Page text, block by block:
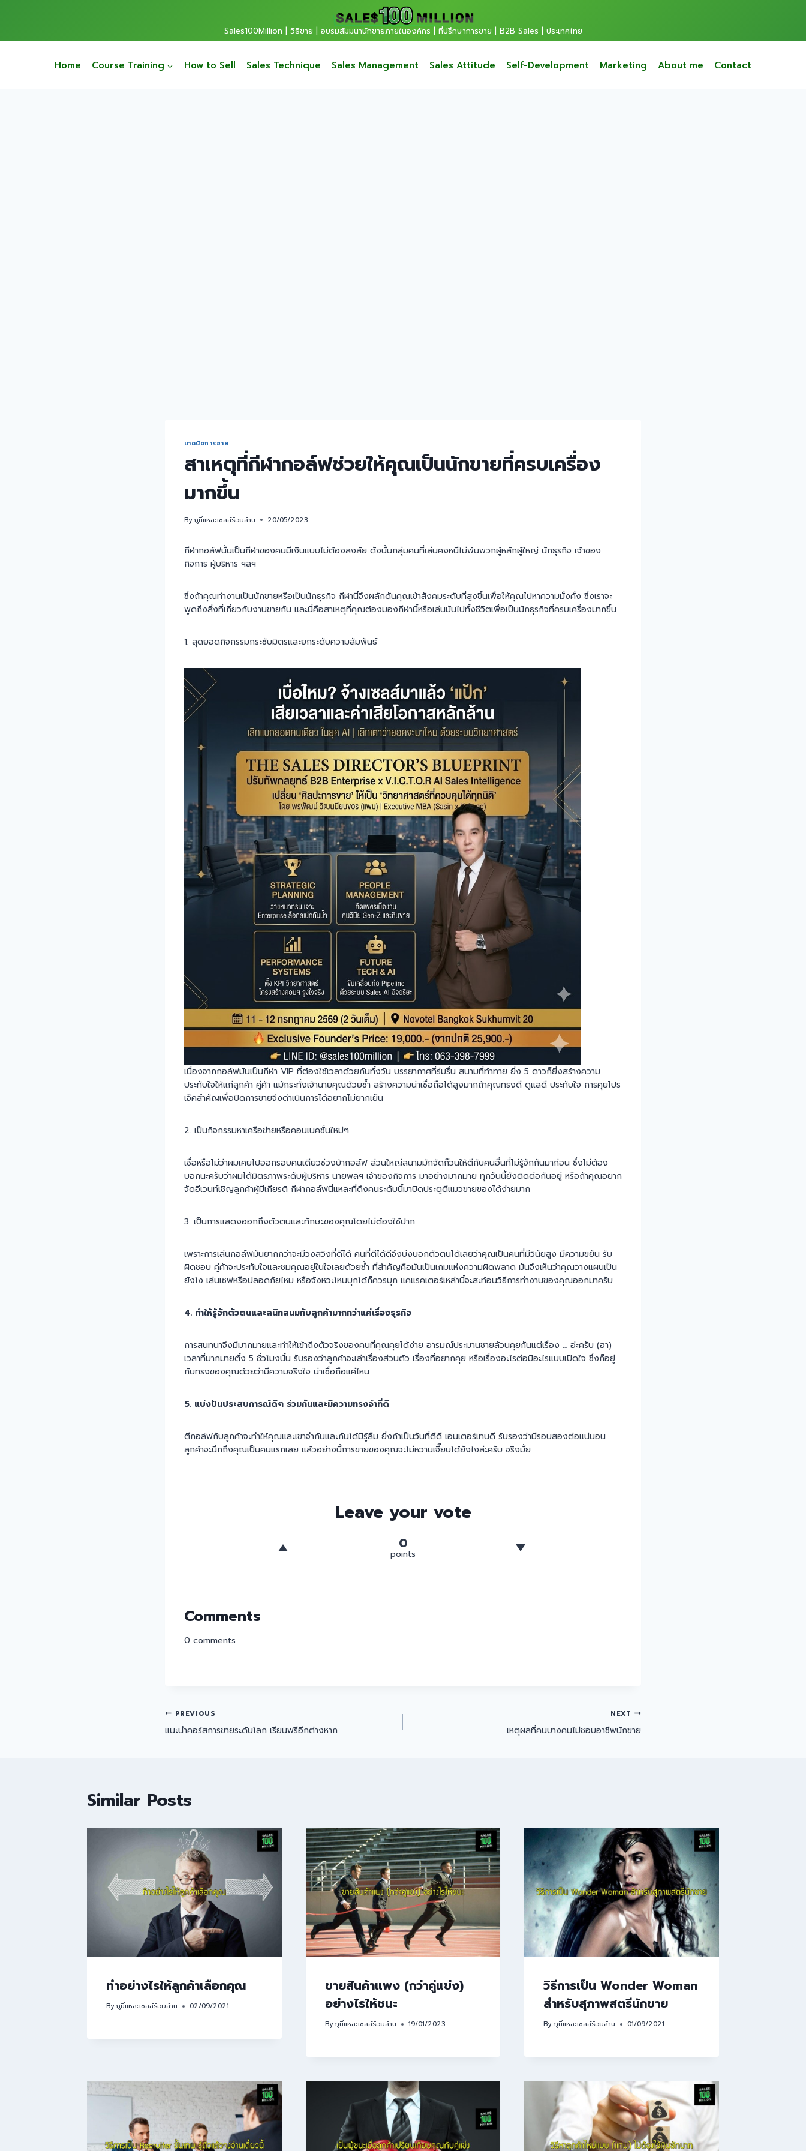
Sales100Million | วิธีขาย | อบรมสัมมนานักขายภายในองค์กร | ที่ปรึกษาการขาย | B2B Sales | ประเทศไทย
Home Course Training How to Sell Sales Technique Sales Management Sales Attitude Self-Development Marketing About me Contact
เทคนิคการขาย
สาเหตุที่กีฬากอล์ฟช่วยให้คุณเป็นนักขายที่ครบเครื่อง
มากขึ้น
Byกูนี่แหละเซลล์ร้อยล้าน 20/05/2023
กีฬากอล์ฟนั้นเป็นกีฬาของคนมีเงินแบบไม่ต้องสงสัย ดังนั้นกลุ่มคนที่เล่นคงหนีไม่พ้นพวกผู้หลักผู้ใหญ่ นักธุรกิจ เจ้าของ
กิจการ ผู้บริหาร ฯลฯ
ซึ่งถ้าคุณทำงานเป็นนักขายหรือเป็นนักธุรกิจ กีฬานี้จึงผลักดันคุณเข้าสังคมระดับที่สูงขึ้นเพื่อให้คุณไปหาความมั่งคั่ง ซึ่งเราจะ
พูดถึงสิ่งที่เกี่ยวกับงานขายกัน และนี่คือสาเหตุที่คุณต้องมองกีฬานี้หรือเล่นมันไปทั้งชีวิตเพื่อเป็นนักธุรกิจที่ครบเครื่องมากขึ้น
1. สุดยอดกิจกรรมกระชับมิตรและยกระดับความสัมพันธ์
เนื่องจากกอล์ฟมันเป็นกีฬา VIP ที่ต้องใช้เวลาด้วยกันทั้งวัน บรรยากาศที่ร่มรื่น สนามที่ท้าทาย ยิ่ง 5 ดาวก็ยิ่งสร้างความ
ประทับใจให้แก่ลูกค้า คู่ค้า แม้กระทั่งเจ้านายคุณด้วยซ้ำ สร้างความน่าเชื่อถือได้สูงมากถ้าคุณทรงดี ดูแลดี ประทับใจ การคุยโปร
เจ็คสำคัญเพื่อปิดการขายจึงดำเนินการได้อยากไม่ยากเย็น
2. เป็นกิจกรรมหาเครือข่ายหรือคอนเนคชั่นใหม่ๆ
เชื่อหรือไม่ว่าผมเคยไปออกรอบคนเดียวช่วงบ้ากอล์ฟ ส่วนใหญ่สนามมักจัดก๊วนให้ตีกับคนอื่นที่ไม่รู้จักกันมาก่อน ซึ่งไม่ต้อง
บอกนะครับว่าผมได้มิตรภาพระดับผู้บริหาร นายพลฯ เจ้าของกิจการ มาอย่างมากมาย ทุกวันนี้ยังติดต่อกันอยู่ หรือถ้าคุณอยาก
จัดอีเวนท์เชิญลูกค้าผู้มีเกียรติ กีฬากอล์ฟนี่แหละที่ดึงคนระดับนี้มาปิดประตูตีแมวขายของได้ง่ายมาก
3. เป็นการแสดงออกถึงตัวตนและทักษะของคุณโดยไม่ต้องใช้ปาก
เพราะการเล่นกอล์ฟมันยากกว่าจะมีวงสวิงที่ดีได้ คนที่ตีได้ดีจึงบ่งบอกตัวตนได้เลยว่าคุณเป็นคนที่มีวินัยสูง มีความขยัน รับ
ผิดชอบ คู่ค้าจะประทับใจและชมคุณอยู่ในใจเลยด้วยซ้ำ ที่สำคัญคือมันเป็นเกมแห่งความผิดพลาด มันจึงเห็นว่าคุณวางแผนเป็น
ยังไง เล่นเซฟหรือปลอดภัยไหม หรือจังหวะไหนบุกได้ก็ควรบุก แคแรคเตอร์เหล่านี้จะสะท้อนวิธีการทำงานของคุณออกมาครับ
4. ทำให้รู้จักตัวตนและสนิทสนมกับลูกค้ามากกว่าแค่เรื่องธุรกิจ
การสนทนาจึงมีมากมายและทำให้เข้าถึงตัวจริงของคนที่คุณคุยได้ง่าย อารมณ์ประมานชายล้วนคุยกันแต่เรื่อง … อ่ะครับ (ฮา)
เวลาที่มากมายตั้ง 5 ชั่วโมงนั้น รับรองว่าลูกค้าจะเล่าเรื่องส่วนตัว เรื่องที่อยากคุย หรือเรื่องอะไรต่อมิอะไรแบบเปิดใจ ซึ่งก็อยู่
กับทรงของคุณด้วยว่ามีความจริงใจ น่าเชื่อถือแค่ไหน
5. แบ่งปันประสบการณ์ดีๆ ร่วมกันและมีความทรงจำที่ดี
ตีกอล์ฟกับลูกค้าจะทำให้คุณและเขาจำกันและกันได้มิรู้ลืม ยิ่งถ้าเป็นวันที่ตีดี เอนเตอร์เทนดี รับรองว่ามีรอบสองต่อแน่นอน
ลูกค้าจะนึกถึงคุณเป็นคนแรกเลย แล้วอย่างนี้การขายของคุณจะไม่หวานเจี๊ยบได้ยังไงล่ะครับ จริงมั้ย
Leave your vote
0
points
Comments
0 comments
PREVIOUS
แนะนำคอร์สการขายระดับโลก เรียนฟรีอีกต่างหาก
NEXT
เหตุผลที่คนบางคนไม่ชอบอาชีพนักขาย
Similar Posts
ทำอย่างไรให้ลูกค้าเลือกคุณ
Byกูนี่แหละเซลล์ร้อยล้าน 02/09/2021
ขายสินค้าแพง (กว่าคู่แข่ง)
อย่างไรให้ชนะ
Byกูนี่แหละเซลล์ร้อยล้าน 19/01/2023
วิธีการเป็น Wonder Woman
สำหรับสุภาพสตรีนักขาย
By กูนี่แหละเซลล์ร้อยล้าน 01/09/2021